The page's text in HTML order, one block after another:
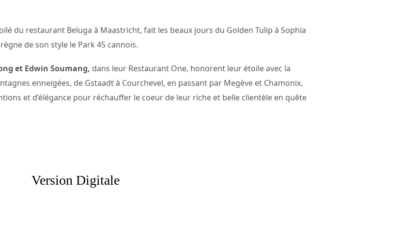
du restaurant Beluga à Maastricht, fait les beaux jours du Golden Tulip à Sophia
de son style le Park 45 cannois.
et Edwin Soumang, dans leur Restaurant One, honorent leur étoile avec la
enneigées, de Gstaadt à Courchevel, en passant par Megève et Chamonix,
et d’élégance pour réchauffer le coeur de leur riche et belle clientèle en quête
Version Digitale